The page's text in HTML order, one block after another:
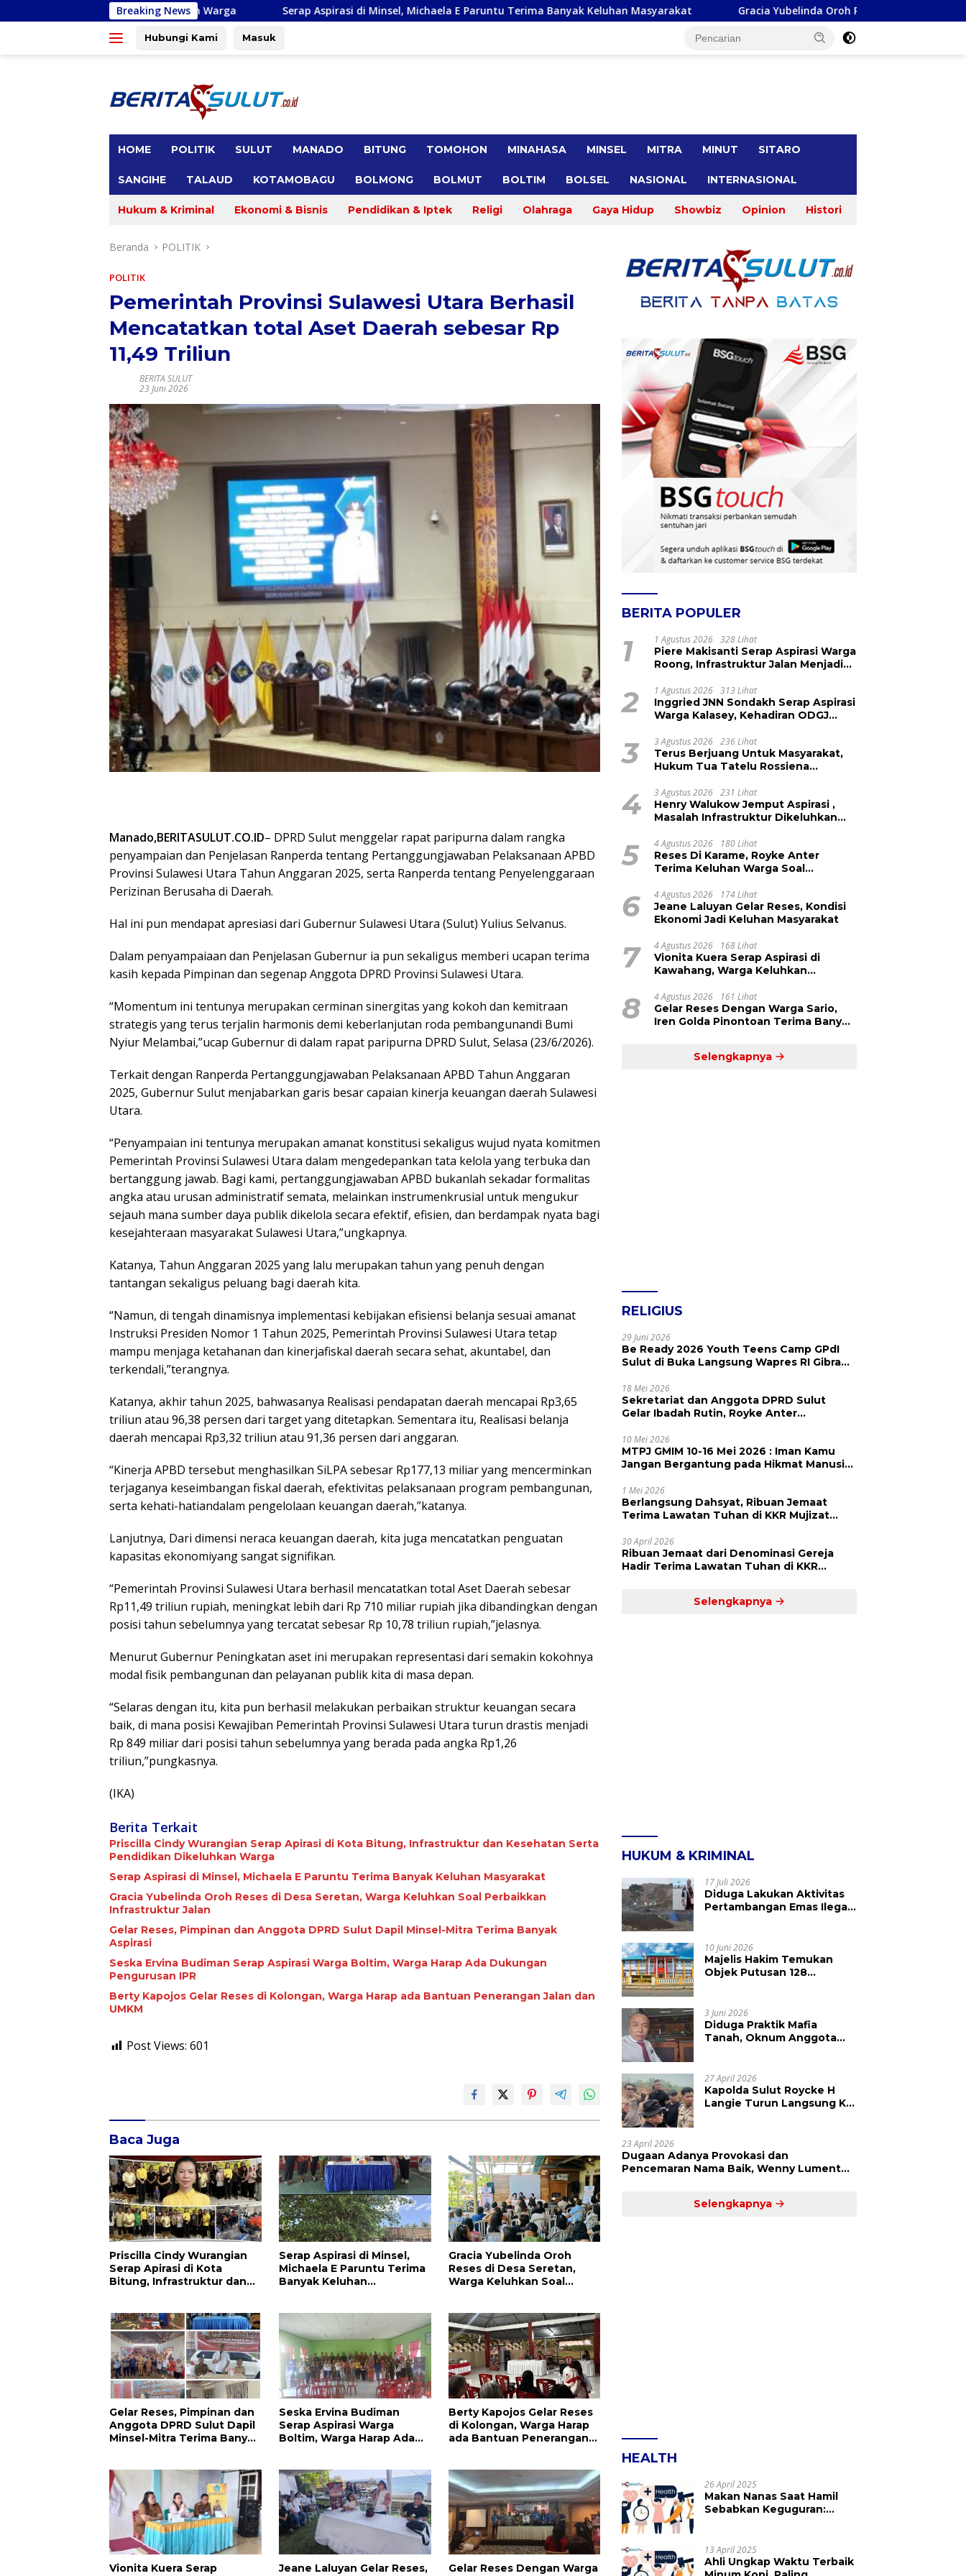
ke
Breaking News
Serap Aspirasi di Minsel, Michaela E Paruntu Terima Banyak Keluhan Masyarakat Gracia Yubelinda Oroh Reses di Desa Seretan, Warga Keluhkan Soal
Hubungi Kami Masuk
HOME POLITIK SULUT MANADO BITUNG TOMOHON MINAHASA MINSEL MITRA MINUT SITARO
SANGIHE TALAUD KOTAMOBAGU BOLMONG BOLMUT BOLTIM BOLSEL NASIONAL INTERNASIONAL
Hukum & Kriminal Ekonomi & Bisnis Pendidikan & Iptek Religi Olahraga Gaya Hidup Showbiz Opinion Histori
Beranda POLITIK
POLITIK
Pemerintah Provinsi Sulawesi Utara Berhasil
Mencatatkan total Aset Daerah sebesar Rp
11,49 Triliun
BERITA SULUT
23 Juni 2026
Manado,BERITASULUT.CO.ID– DPRD Sulut menggelar rapat paripurna dalam rangka
penyampaian dan Penjelasan Ranperda tentang Pertanggungjawaban Pelaksanaan APBD
Provinsi Sulawesi Utara Tahun Anggaran 2025, serta Ranperda tentang Penyelenggaraan
Perizinan Berusaha di Daerah.
Hal ini pun mendapat apresiasi dari Gubernur Sulawesi Utara (Sulut) Yulius Selvanus.
Dalam penyampaiaan dan Penjelasan Gubernur ia pun sekaligus memberi ucapan terima
kasih kepada Pimpinan dan segenap Anggota DPRD Provinsi Sulawesi Utara.
“Momentum ini tentunya merupakan cerminan sinergitas yang kokoh dan kemitraan
strategis yang terus terjalin harmonis demi keberlanjutan roda pembangunandi Bumi
Nyiur Melambai,”ucap Gubernur di dalam rapat paripurna DPRD Sulut, Selasa (23/6/2026).
Terkait dengan Ranperda Pertanggungjawaban Pelaksanaan APBD Tahun Anggaran
2025, Gubernur Sulut menjabarkan garis besar capaian kinerja keuangan daerah Sulawesi
Utara.
“Penyampaian ini tentunya merupakan amanat konstitusi sekaligus wujud nyata komitmen
Pemerintah Provinsi Sulawesi Utara dalam mengedepankan tata kelola yang terbuka dan
bertanggung jawab. Bagi kami, pertanggungjawaban APBD bukanlah sekadar formalitas
angka atau urusan administratif semata, melainkan instrumenkrusial untuk mengukur
sejauh mana sumber daya publik dikelola secara efektif, efisien, dan berdampak nyata bagi
kesejahteraan masyarakat Sulawesi Utara,”ungkapnya.
Katanya, Tahun Anggaran 2025 yang lalu merupakan tahun yang penuh dengan
tantangan sekaligus peluang bagi daerah kita.
“Namun, di tengah dinamisnya implementasi kebijakan efisiensi belanja sesuai amanat
Instruksi Presiden Nomor 1 Tahun 2025, Pemerintah Provinsi Sulawesi Utara tetap
mampu menjaga ketahanan dan kinerjafiskal daerah secara sehat, akuntabel, dan
terkendali,”terangnya.
Katanya, akhir tahun 2025, bahwasanya Realisasi pendapatan daerah mencapai Rp3,65
triliun atau 96,38 persen dari target yang ditetapkan. Sementara itu, Realisasi belanja
daerah mencapai Rp3,32 triliun atau 91,36 persen dari anggaran.
“Kinerja APBD tersebut menghasilkan SiLPA sebesar Rp177,13 miliar yang mencerminkan
terjaganya keseimbangan fiskal daerah, efektivitas pelaksanaan program pembangunan,
serta kehati-hatiandalam pengelolaan keuangan daerah,”katanya.
Lanjutnya, Dari dimensi neraca keuangan daerah, kita juga mencatatkan penguatan
kapasitas ekonomiyang sangat signifikan.
“Pemerintah Provinsi Sulawesi Utara berhasil mencatatkan total Aset Daerah sebesar
Rp11,49 triliun rupiah, meningkat lebih dari Rp 710 miliar rupiah jika dibandingkan dengan
posisi tahun sebelumnya yang tercatat sebesar Rp 10,78 triliun rupiah,”jelasnya.
Menurut Gubernur Peningkatan aset ini merupakan representasi dari semakin kokohnya
modal fisik pembangunan dan pelayanan publik kita di masa depan.
“Selaras dengan itu, kita pun berhasil melakukan perbaikan struktur keuangan secara
baik, di mana posisi Kewajiban Pemerintah Provinsi Sulawesi Utara turun drastis menjadi
Rp 849 miliar dari posisi tahun sebelumnya yang berada pada angka Rp1,26
triliun,”pungkasnya.
(IKA)
Berita Terkait
Priscilla Cindy Wurangian Serap Apirasi di Kota Bitung, Infrastruktur dan Kesehatan Serta
Pendidikan Dikeluhkan Warga
Serap Aspirasi di Minsel, Michaela E Paruntu Terima Banyak Keluhan Masyarakat
Gracia Yubelinda Oroh Reses di Desa Seretan, Warga Keluhkan Soal Perbaikkan
Infrastruktur Jalan
Gelar Reses, Pimpinan dan Anggota DPRD Sulut Dapil Minsel-Mitra Terima Banyak
Aspirasi
Seska Ervina Budiman Serap Aspirasi Warga Boltim, Warga Harap Ada Dukungan
Pengurusan IPR
Berty Kapojos Gelar Reses di Kolongan, Warga Harap ada Bantuan Penerangan Jalan dan
UMKM
Post Views: 601
Baca Juga
Priscilla Cindy Wurangian
Serap Apirasi di Kota
Bitung, Infrastruktur dan
Warga
Serap Aspirasi di Minsel,
Michaela E Paruntu Terima
Banyak Keluhan
Gracia Yubelinda Oroh
Reses di Desa Seretan,
Warga Keluhkan Soal
Gelar Reses, Pimpinan dan
Anggota DPRD Sulut Dapil
Minsel-Mitra Terima Banyak
Seska Ervina Budiman
Serap Aspirasi Warga
Boltim, Warga Harap Ada
Berty Kapojos Gelar Reses
di Kolongan, Warga Harap
ada Bantuan Penerangan
Vionita Kuera Serap
Jeane Laluyan Gelar Reses,
Gelar Reses Dengan Warga
BERITA POPULER
1 1 Agustus 2026 328 Lihat
Piere Makisanti Serap Aspirasi Warga
Roong, Infrastruktur Jalan Menjadi
2 1 Agustus 2026 313 Lihat
Inggried JNN Sondakh Serap Aspirasi
Warga Kalasey, Kehadiran ODGJ
3 3 Agustus 2026 236 Lihat
Terus Berjuang Untuk Masyarakat,
Hukum Tua Tatelu Rossiena
Kinerja Anggota DPRD Henry
Walukow
4 3 Agustus 2026 231 Lihat
Henry Walukow Jemput Aspirasi ,
Masalah Infrastruktur Dikeluhkan
5 4 Agustus 2026 180 Lihat
Reses Di Karame, Royke Anter
Terima Keluhan Warga Soal
6 4 Agustus 2026 174 Lihat
Jeane Laluyan Gelar Reses, Kondisi
Ekonomi Jadi Keluhan Masyarakat
7 4 Agustus 2026 168 Lihat
Vionita Kuera Serap Aspirasi di
Kawahang, Warga Keluhkan
8 4 Agustus 2026 161 Lihat
Gelar Reses Dengan Warga Sario,
Iren Golda Pinontoan Terima Banyak
Selengkapnya
RELIGIUS
29 Juni 2026
Be Ready 2026 Youth Teens Camp GPdI
Sulut di Buka Langsung Wapres RI Gibran
Apresiasi Tinggi
18 Mei 2026
Sekretariat dan Anggota DPRD Sulut
Gelar Ibadah Rutin, Royke Anter
dan Pengingat
10 Mei 2026
MTPJ GMIM 10-16 Mei 2026 : Iman Kamu
Jangan Bergantung pada Hikmat Manusia,
1 Mei 2026
Berlangsung Dahsyat, Ribuan Jemaat
Terima Lawatan Tuhan di KKR Mujizat
30 April 2026
Ribuan Jemaat dari Denominasi Gereja
Hadir Terima Lawatan Tuhan di KKR
Selengkapnya
HUKUM & KRIMINAL
17 Juli 2026
Diduga Lakukan Aktivitas
Pertambangan Emas Ilegal
Tangkap Vinni Sondakh
10 Juni 2026
Majelis Hakim Temukan
Objek Putusan 128
Atas Putusan PN Tondano
3 Juni 2026
Diduga Praktik Mafia
Tanah, Oknum Anggota
27 April 2026
Kapolda Sulut Roycke H
Langie Turun Langsung Ke
23 April 2026
Dugaan Adanya Provokasi dan
Pencemaran Nama Baik, Wenny Lumentut
Selengkapnya
HEALTH
26 April 2025
Makan Nanas Saat Hamil
Sebabkan Keguguran:
13 April 2025
Ahli Ungkap Waktu Terbaik